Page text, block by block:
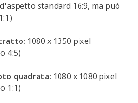
standard 16:9, ma può
1080 x 1350 pixel
4:5)
quadrata: 1080 x 1080 pixel
1:1)